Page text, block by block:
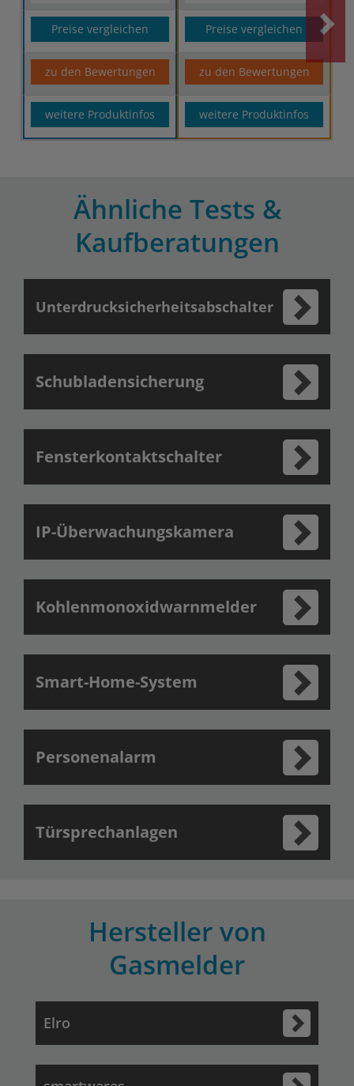
Preise vergleichen Preise vergleichen
zu den Bewertungen zu den Bewertungen
weitere Produktinfos weitere Produktinfos
Ähnliche Tests &
Kaufberatungen
Unterdrucksicherheitsabschalter
Schubladensicherung
Fensterkontaktschalter
IP-Überwachungskamera
Kohlenmonoxidwarnmelder
Smart-Home-System
Personenalarm
Türsprechanlagen
Hersteller von
Gasmelder
Elro